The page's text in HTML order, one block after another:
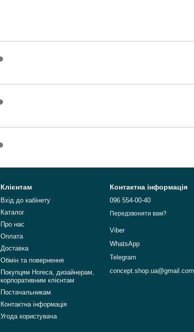
Клієнтам
Вхід до кабінету
Каталог
Про нас
Оплата
Доставка
Обмін та повернення
Покупцям Horeca, дизайнерам,
корпоративним клієнтам
Постачальникам
Контактна інформація
Угода користувача
Контактна інформація
096 554-00-40
Передзвонити вам?
Viber
WhatsApp
Telegram
concept.shop.ua@gmail.com